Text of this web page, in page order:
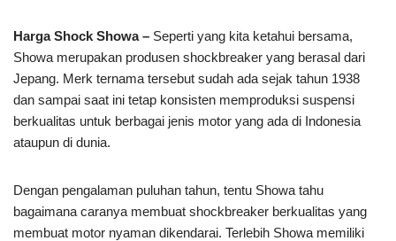
Harga Shock Showa – Seperti yang kita ketahui bersama,
Showa merupakan produsen shockbreaker yang berasal dari
Jepang. Merk ternama tersebut sudah ada sejak tahun 1938
dan sampai saat ini tetap konsisten memproduksi suspensi
berkualitas untuk berbagai jenis motor yang ada di Indonesia
ataupun di dunia.
Dengan pengalaman puluhan tahun, tentu Showa tahu
bagaimana caranya membuat shockbreaker berkualitas yang
membuat motor nyaman dikendarai. Terlebih Showa memiliki